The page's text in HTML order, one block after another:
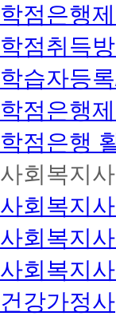
학점은행
학점취득
학습자등
학점은행
학점은행
사회복지사
사회복지
사회복지
사회복지
건강가정사